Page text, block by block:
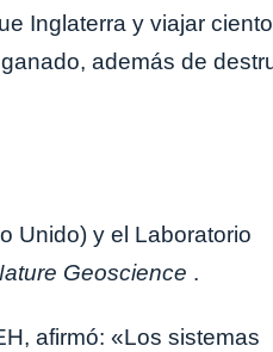
Inglaterra y viajar
además de
Unido) y el Laboratorio
Geoscience .
afirmó: «Los sistemas